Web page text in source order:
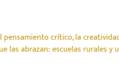
crítico, la
abrazan: escuelas rurales